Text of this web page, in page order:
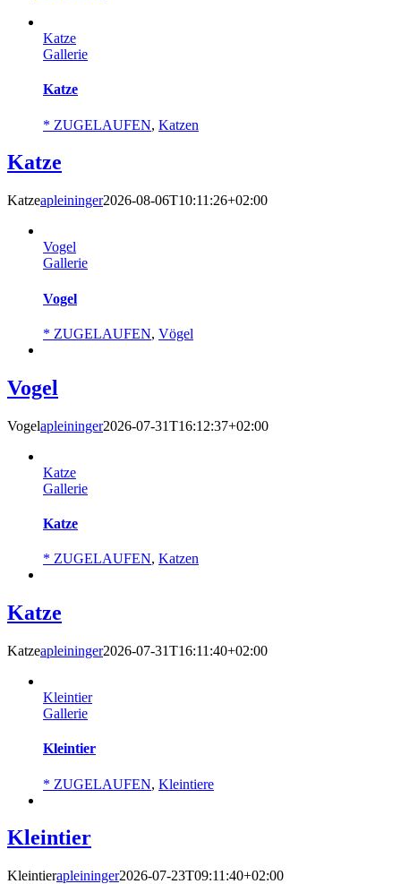
Katze
Gallerie
Katze
* ZUGELAUFEN, Katzen
Katze
Katzeapleininger2026-08-06T10:11:26+02:00
Vogel
Gallerie
Vogel
* ZUGELAUFEN, Vögel
Vogel
Vogelapleininger2026-07-31T16:12:37+02:00
Katze
Gallerie
Katze
* ZUGELAUFEN, Katzen
Katze
Katzeapleininger2026-07-31T16:11:40+02:00
Kleintier
Gallerie
Kleintier
* ZUGELAUFEN, Kleintiere
Kleintier
Kleintierapleininger2026-07-23T09:11:40+02:00